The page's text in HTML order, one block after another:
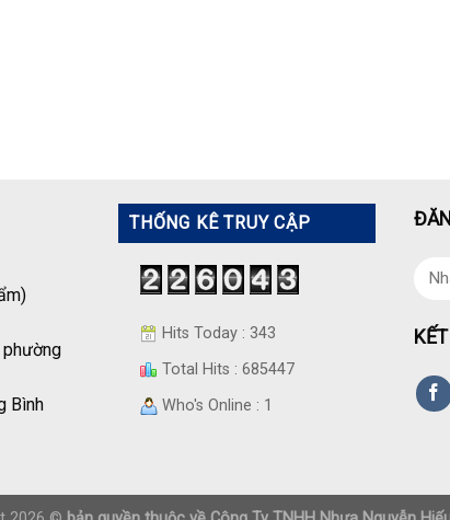
Bình
THỐNG KÊ TRUY CẬP
Hits Today : 343
Total Hits : 685447
Who's Online : 1